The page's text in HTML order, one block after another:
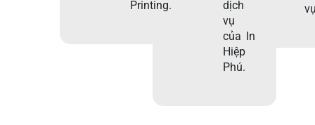
Printing.
dịch
vụ
của In
Hiệp
Phú.